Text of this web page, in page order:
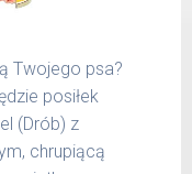
od rasy,
oraz innych
Twojego psa?
posiłek
(Drób) z
chrupiącą